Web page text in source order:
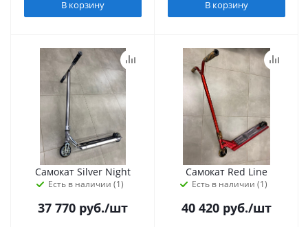
В корзину В корзину
Самокат Silver Night
Есть в наличии (1)
37 770 руб./шт
Самокат Red Line
Есть в наличии (1)
40 420 руб./шт